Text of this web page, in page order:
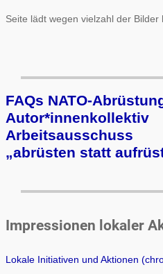
Seite lädt wegen vielzahl der Bilder
FAQs NATO-
Autor*innenkollektiv
Arbeits­aus­schuss
„ab­rüs­ten statt
Impressionen lokaler
Lokale Initiativen und Aktionen